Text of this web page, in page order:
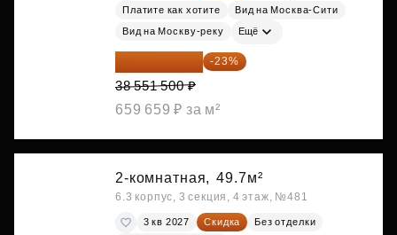
Платите как хотите
Вид на Москва-Сити
Вид на Москву-реку Ещё
29 684 655 ₽ -23%
38 551 500 ₽
659 659 ₽ за м²
2-комнатная, 49.7м²
6.3 корпус, 3 секция, 4 этаж, №481
3 кв 2027 Скидка
Без отделки